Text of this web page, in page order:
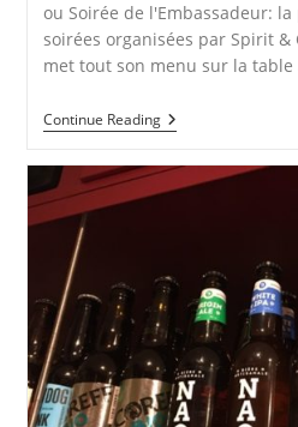
ou Soirée de l'Embassadeur:
soirées organisées par Spirit &
met tout son menu sur la table
Continue ReadingSEmba
#1
25.06.22